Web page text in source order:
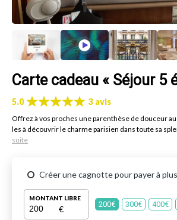
Carte cadeau « Séjour 5
5.0 3 avis
Offrez à vos proches une parenthèse de douceur
les à découvrir le charme parisien dans toute sa
suite
Créer une cagnotte pour payer à
MONTANT LIBRE
€ 200€ 300€ 400€